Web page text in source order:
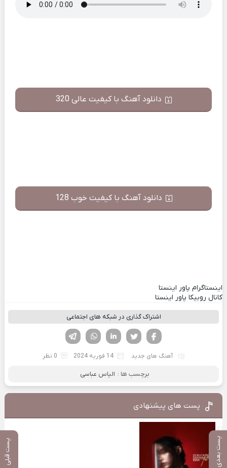
پست بعدی پست قبلی
دانلود آهنگ با کیفیت عالی 320
دانلود آهنگ با کیفیت خوب 128
اینستاگرام پاور اینستا
کانال روبیکا پاور اینستا
اشتراک گذاری در شبکه های اجتماعی
لینکدین تویتر
فیسوک
آهنگ های جدید 14 فوریه 2024 0 نظر
برچسب ها : الیاس عباسی
پست های پیشنهادی